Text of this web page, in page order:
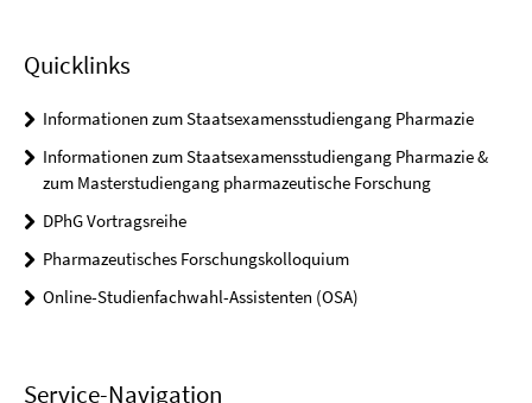
Quicklinks
Informationen zum Staatsexamensstudiengang Pharmazie
Informationen zum Staatsexamensstudiengang Pharmazie &
zum Masterstudiengang pharmazeutische Forschung
DPhG Vortragsreihe
Pharmazeutisches Forschungskolloquium
Online-Studienfachwahl-Assistenten (OSA)
Service-Navigation